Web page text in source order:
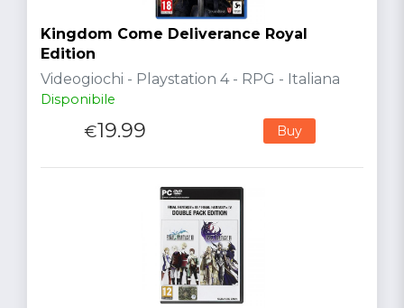
Kingdom Come Deliverance Royal
Edition
Videogiochi - Playstation 4 - RPG - Italiana
Disponibile
€19.99 Buy